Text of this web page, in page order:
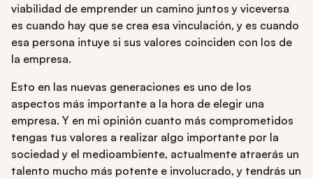
viabilidad de emprender un camino juntos y viceversa
es cuando hay que se crea esa vinculación, y es cuando
esa persona intuye si sus valores coinciden con los de
la empresa.
Esto en las nuevas generaciones es uno de los
aspectos más importante a la hora de elegir una
empresa. Y en mi opinión cuanto más comprometidos
tengas tus valores a realizar algo importante por la
sociedad y el medioambiente, actualmente atraerás un
talento mucho más potente e involucrado, y tendrás un